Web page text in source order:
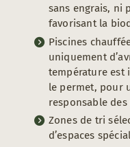
sans engrais, ni
favorisant la
Piscines
uniquement
température est
le permet, pour
responsable des
Zones de tri
d’espaces